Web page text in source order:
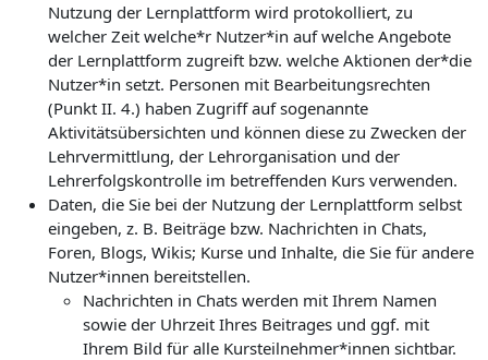
Nutzung der Lernplattform wird protokolliert, zu
welcher Zeit welche*r Nutzer*in auf welche Angebote
der Lernplattform zugreift bzw. welche Aktionen der*die
Nutzer*in setzt. Personen mit Bearbeitungsrechten
(Punkt II. 4.) haben Zugriff auf sogenannte
Aktivitätsübersichten und können diese zu Zwecken der
Lehrvermittlung, der Lehrorganisation und der
Lehrerfolgskontrolle im betreffenden Kurs verwenden.
Daten, die Sie bei der Nutzung der Lernplattform selbst
eingeben, z. B. Beiträge bzw. Nachrichten in Chats,
Foren, Blogs, Wikis; Kurse und Inhalte, die Sie für andere
Nutzer*innen bereitstellen.
Nachrichten in Chats werden mit Ihrem Namen
sowie der Uhrzeit Ihres Beitrages und ggf. mit
Ihrem Bild für alle Kursteilnehmer*innen sichtbar.